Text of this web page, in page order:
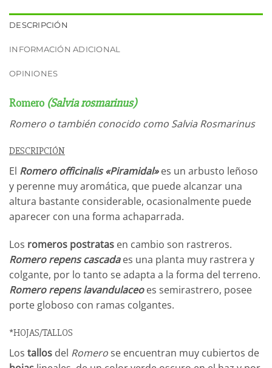
DESCRIPCIÓN
INFORMACIÓN ADICIONAL
OPINIONES
Romero (Salvia rosmarinus)
Romero o también conocido como Salvia Rosmarinus
DESCRIPCIÓN
El Romero officinalis «Piramidal»es un arbusto leñoso
y perenne muy aromática, que puede alcanzar una
altura bastante considerable, ocasionalmente puede
aparecer con una forma achaparrada.
Los romeros postratas en cambio son rastreros.
Romero repens cascadaes una planta muy rastrera y
colgante, por lo tanto se adapta a la forma del terreno.
Romero repens lavandulaceoes semirastrero, posee
porte globoso con ramas colgantes.
*HOJAS/TALLOS
Los tallos del Romerose encuentran muy cubiertos de